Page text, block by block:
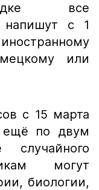
все
напишут с 1
или
с 15 марта
по двум
могут
биологии,